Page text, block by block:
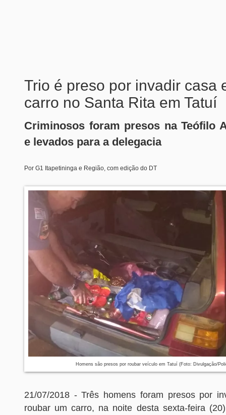
Trio é preso por invadir casa
carro no Santa Rita em Tatuí
Criminosos foram presos na Teófilo
e levados para a delegacia
Por G1 Itapetininga e Região, com edição do DT
Homens são presos por roubar veículo em Tatuí (Foto: Divulgação/
21/07/2018 - Três homens foram presos por
roubar um carro, na noite desta sexta-feira